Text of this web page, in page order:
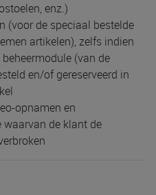
enz.)
(voor de speciaal bestelde
artikelen), zelfs indien
(van de
en/of gereserveerd in
opnamen en
de klant de